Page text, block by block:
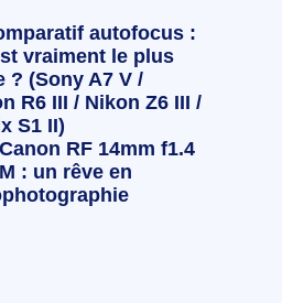
autofocus :
vraiment le plus
? (Sony A7 V /
R6 III / Nikon Z6 III /
S1 II)
RF 14mm f1.4
: un rêve en